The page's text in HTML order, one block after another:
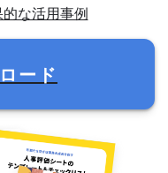
的な活用事例
ード